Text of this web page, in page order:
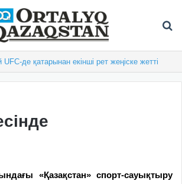
де қатарынан екінші рет жеңіске жетті
«Қазақстан» спорт-сауықтыру